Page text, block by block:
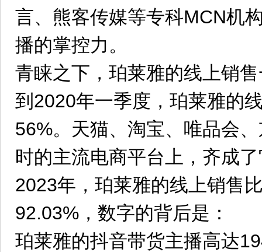
言、熊客传媒等专科MCN机
播的掌控力。
青睐之下，珀莱雅的线上销
到2020年一季度，珀莱雅的
56%。天猫、淘宝、唯品会
时的主流电商平台上，齐成
2023年，珀莱雅的线上销售
92.03%，数字的背后是：
珀莱雅的抖音带货主播高达